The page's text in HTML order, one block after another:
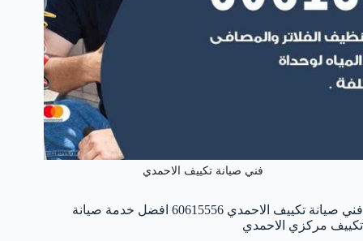
فني صيانة تكييف الاحمدي
فني صيانة تكييف الاحمدي 60615556 افضل خدمة صيانة
تكييف مركزي الاحمدي